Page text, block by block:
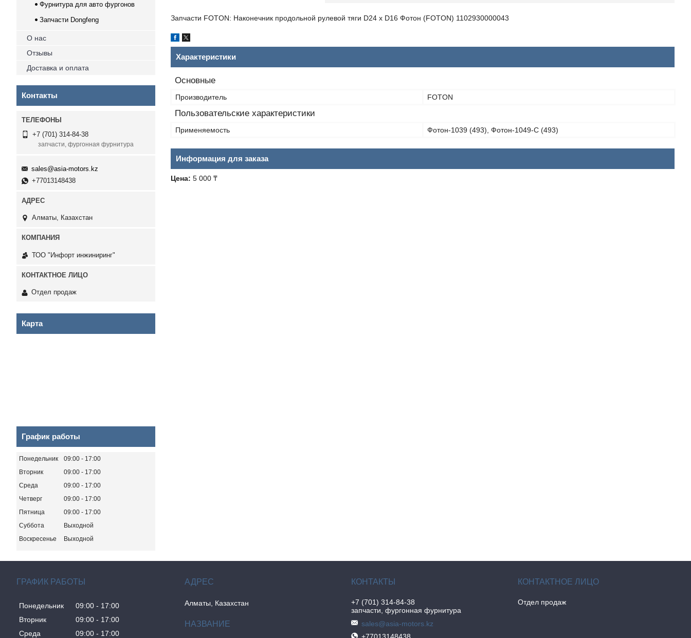
Запчасти FOTON: Наконечник продольной рулевой тяги D24 x D16 Фотон (FOTON) 1102930000043
Характеристики
Основные
Производитель FOTON
Пользовательские характеристики
Применяемость Фотон-1039 (493), Фотон-1049-C (493)
Информация для заказа
Цена: 5 000 ₸
Фурнитура для авто фургонов
Запчасти Dongfeng
О нас
Отзывы
Доставка и оплата
Контакты
+7 (701) 314-84-38
запчасти, фургонная фурнитура
sales@asia-motors.kz
+77013148438
Алматы, Казахстан
ТОО "Инфорт инжиниринг"
Отдел продаж
Карта
График работы
Понедельник 09:00
17:00
Вторник
09:00
17:00
Среда
09:00
17:00
Четверг
09:00
17:00
Пятница
09:00
17:00
Суббота
Выходной
Воскресенье
Выходной
ГРАФИК РАБОТЫ
Понедельник 09:00
17:00
Вторник
09:00
17:00
Среда
09:00 17:00
Алматы, Казахстан
+7 (701) 314-84-38
запчасти, фургонная фурнитура
sales@asia-motors.kz
Отдел продаж